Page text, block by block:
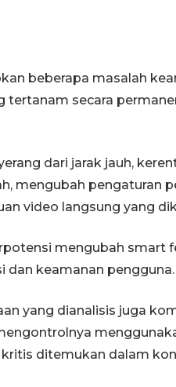
beberapa masalah
tertanam secara
dari jarak jauh,
mengubah pengaturan
video langsung yang
mengubah smart
dan keamanan pengguna.
yang dianalisis juga
ditemukan dalam
27